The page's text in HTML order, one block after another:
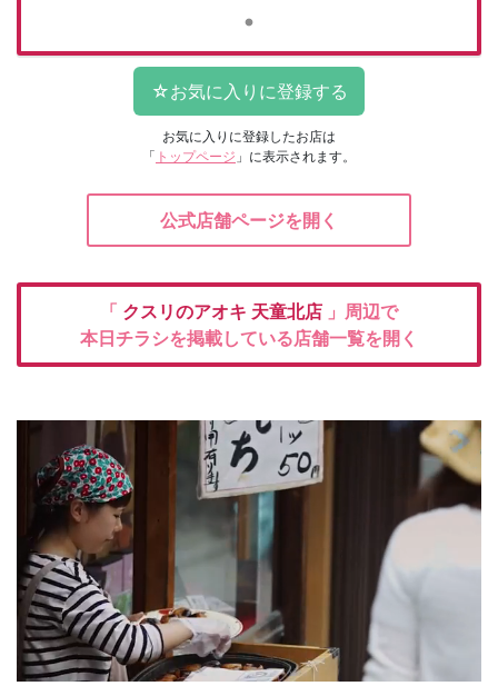
お気に入りに登録したお店は
「 トップページ 」に表示されます。
公式店舗ページを開く
「 クスリのアオキ 天童北店 」周辺で
本日チラシを掲載している店舗一覧を開く